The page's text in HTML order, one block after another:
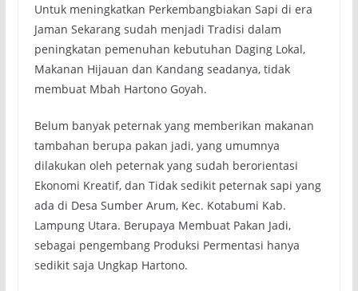
Untuk meningkatkan Perkembangbiakan Sapi di era
Jaman Sekarang sudah menjadi Tradisi dalam
peningkatan pemenuhan kebutuhan Daging Lokal,
Makanan Hijauan dan Kandang seadanya, tidak
membuat Mbah Hartono Goyah.
Belum banyak peternak yang memberikan makanan
tambahan berupa pakan jadi, yang umumnya
dilakukan oleh peternak yang sudah berorientasi
Ekonomi Kreatif, dan Tidak sedikit peternak sapi yang
ada di Desa Sumber Arum, Kec. Kotabumi Kab.
Lampung Utara. Berupaya Membuat Pakan Jadi,
sebagai pengembang Produksi Permentasi hanya
sedikit saja Ungkap Hartono.